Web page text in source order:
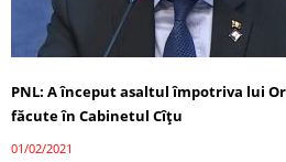
PNL: A început asaltul împotriva lui
făcute în Cabinetul Cîțu
01/02/2021